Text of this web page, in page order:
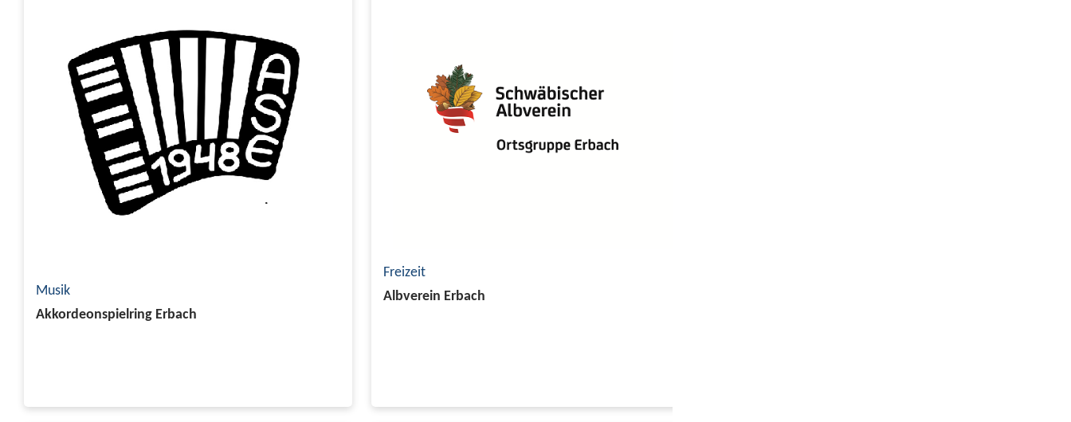
Musik
Akkordeonspielring Erbach
Freizeit
Albverein Erbach